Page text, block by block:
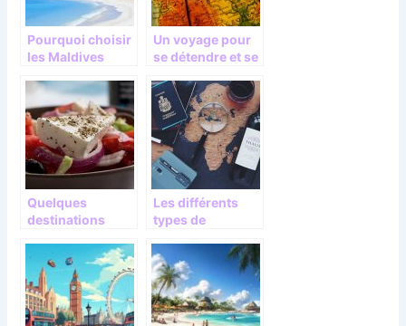
Pourquoi choisir
les Maldives
prochaines
vacances ?
Un voyage pour
se détendre et se
Quelques
destinations
à découvrir
Les différents
types de
touristiques